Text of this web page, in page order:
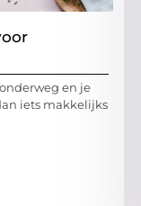
en je
iets makkelijks